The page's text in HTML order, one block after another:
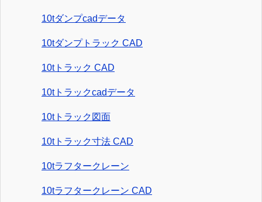
10tダンプcadデータ
10tダンプトラック CAD
10tトラック CAD
10tトラックcadデータ
10tトラック図面
10tトラック寸法 CAD
10tラフタークレーン
10tラフタークレーン CAD